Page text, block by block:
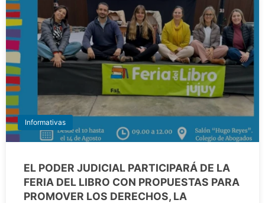
Informativas
EL PODER JUDICIAL PARTICIPARÁ DE LA
FERIA DEL LIBRO CON PROPUESTAS PARA
PROMOVER LOS DERECHOS, LA